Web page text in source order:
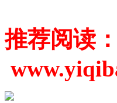
推荐阅读：